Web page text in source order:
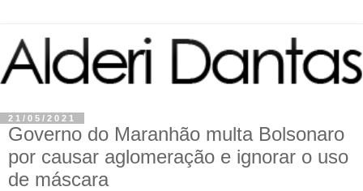
21/05/2021
Governo do Maranhão multa Bolsonaro
por causar aglomeração e ignorar o uso
de máscara